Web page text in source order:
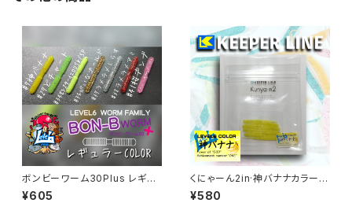
ボンビーワーム30Plus レギュ
ラーカラー各色
¥605
くにゃーん2in·神バナナカラー K
unya-n2 【キーパーライン】
¥580